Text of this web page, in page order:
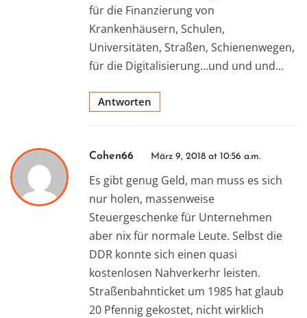
für die Finanzierung von
Krankenhäusern, Schulen,
Universitäten, Straßen, Schienenwegen,
für die Digitalisierung…und und und…
Antworten
Cohen66 März 9, 2018 at 10:56 a.m.
Es gibt genug Geld, man muss es sich
nur holen, massenweise
Steuergeschenke für Unternehmen
aber nix für normale Leute. Selbst die
DDR konnte sich einen quasi
kostenlosen Nahverkerhr leisten.
Straßenbahnticket um 1985 hat glaub
20 Pfennig gekostet, nicht wirklich